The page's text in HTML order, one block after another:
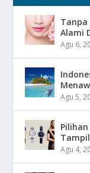
Tanpa
Alami
Agu 6,
Agu 5,
Agu 4,